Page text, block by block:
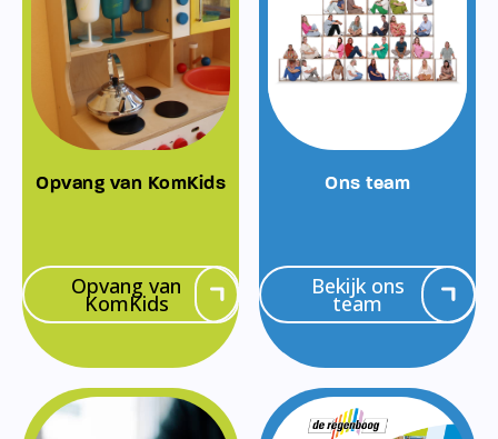
Opvang van KomKids
Opvang van
KomKids
Ons team
Bekijk ons
team